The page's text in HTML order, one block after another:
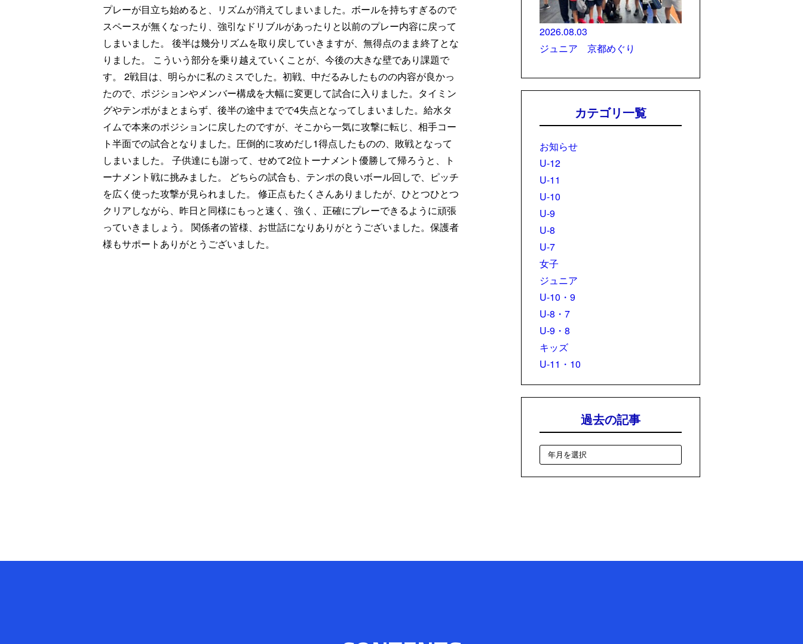
プレーが目立ち始めると、リズムが消えてしまいました。ボールを持ちすぎるので
スペースが無くなったり、強引なドリブルがあったりと以前のプレー内容に戻って
しまいました。 後半は幾分リズムを取り戻していきますが、無得点のまま終了とな
りました。 こういう部分を乗り越えていくことが、今後の大きな壁であり課題で
す。 2戦目は、明らかに私のミスでした。初戦、中だるみしたものの内容が良かっ
たので、ポジションやメンバー構成を大幅に変更して試合に入りました。タイミン
グやテンポがまとまらず、後半の途中までで4失点となってしまいました。給水タ
イムで本来のポジションに戻したのですが、そこから一気に攻撃に転じ、相手コー
ト半面での試合となりました。圧倒的に攻めだし1得点したものの、敗戦となって
しまいました。 子供達にも謝って、せめて2位トーナメント優勝して帰ろうと、ト
ーナメント戦に挑みました。 どちらの試合も、テンポの良いボール回しで、ピッチ
を広く使った攻撃が見られました。 修正点もたくさんありましたが、ひとつひとつ
クリアしながら、昨日と同様にもっと速く、強く、正確にプレーできるように頑張
っていきましょう。 関係者の皆様、お世話になりありがとうございました。保護者
様もサポートありがとうございました。
2026.08.03
ジュニア 京都めぐり
カテゴリ一覧
お知らせ
U-12
U-11
U-10
U-9
U-8
U-7
女子
ジュニア
U-10・9
U-8・7
U-9・8
キッズ
U-11・10
過去の記事